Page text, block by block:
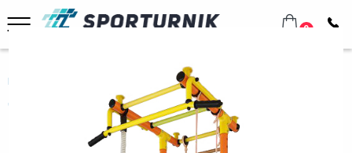
0
Главная Домашнее оборудование
Шведские стенки
Для всей семьи
Спортивный комплекс Маугли 01-03 оранжевый
Спортивный комплекс Маугли 01-
03 оранжевый